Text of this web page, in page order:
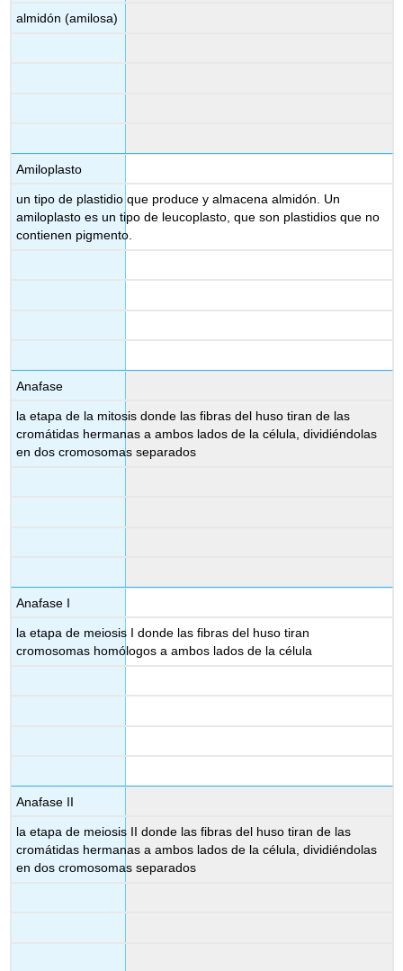
almidón (amilosa)
Amiloplasto
un tipo de plastidio que produce y almacena almidón. Un
amiloplasto es un tipo de leucoplasto, que son plastidios que no
contienen pigmento.
Anafase
la etapa de la mitosis donde las fibras del huso tiran de las
cromátidas hermanas a ambos lados de la célula, dividiéndolas
en dos cromosomas separados
Anafase I
la etapa de meiosis I donde las fibras del huso tiran
cromosomas homólogos a ambos lados de la célula
Anafase II
la etapa de meiosis II donde las fibras del huso tiran de las
cromátidas hermanas a ambos lados de la célula, dividiéndolas
en dos cromosomas separados